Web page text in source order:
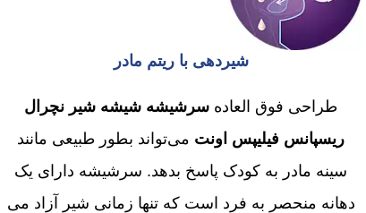
شیردهی با ریتم مادر
طراحی فوق العاده سرشیشه شیشه شیر نچرال
ریسپانس فیلیپس اونت می‌تواند بطور طبیعی مانند
سینه مادر به کودک پاسخ بدهد. سرشیشه دارای یک
دهانه منحصر به فرد است که تنها زمانی شیر آزاد می